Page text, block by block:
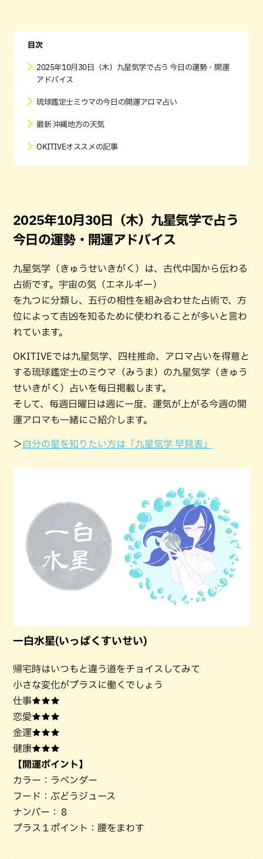
目次
2025年10月30日（木）九星気学で占う 今日の運勢・開運
アドバイス
琉球鑑定士ミウマの今日の開運アロマ占い
最新 沖縄地方の天気
OKITIVEオススメの記事
2025年10月30日（木）九星気学で占う
今日の運勢・開運アドバイス
九星気学（きゅうせいきがく）は、古代中国から伝わる
占術です。宇宙の気（エネルギー）
を九つに分類し、五行の相性を組み合わせた占術で、方
位によって吉凶を知るために使われることが多いと言わ
れています。
OKITIVEでは九星気学、四柱推命、アロマ占いを得意と
する琉球鑑定士のミウマ（みうま）の九星気学（きゅう
せいきがく）占いを毎日掲載します。
そして、毎週日曜日は週に一度、運気が上がる今週の開
運アロマも一緒にご紹介します。
＞ 自分の星を知りたい方は「九星気学 早見表」
一白水星(いっぱくすいせい)
帰宅時はいつもと違う道をチョイスしてみて
小さな変化がプラスに働くでしょう
仕事★★★
恋愛★★★
金運★★★
健康★★★
【開運ポイント】
カラー：ラベンダー
フード：ぶどうジュース
ナンバー：８
プラス１ポイント：腰をまわす